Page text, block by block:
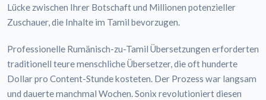
Lücke zwischen Ihrer Botschaft und Millionen potenzieller
Zuschauer, die Inhalte im Tamil bevorzugen.
Professionelle Rumänisch-zu-Tamil Übersetzungen erforderten
traditionell teure menschliche Übersetzer, die oft hunderte
Dollar pro Content-Stunde kosteten. Der Prozess war langsam
und dauerte manchmal Wochen. Sonix revolutioniert diesen